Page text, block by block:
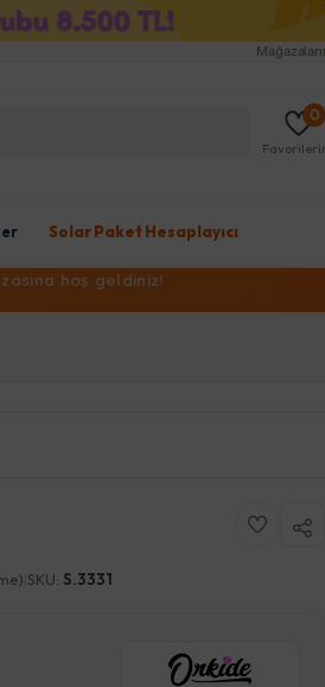
0
Solar Paket Hesaplayıcı
hoş geldiniz!
SKU: S.3331